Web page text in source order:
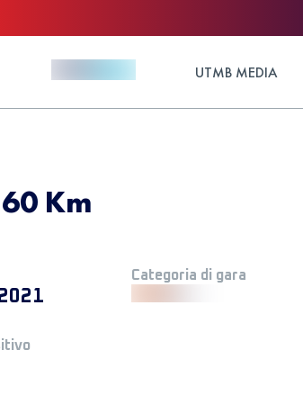
UTMB MEDIA
Km
Categoria di gara